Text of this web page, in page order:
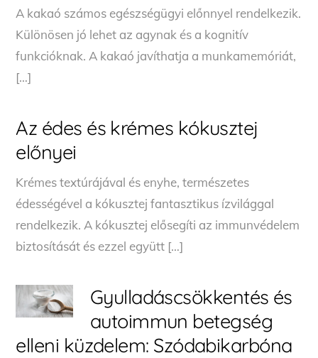
A kakaó számos egészségügyi előnnyel rendelkezik.
Különösen jó lehet az agynak és a kognitív
funkcióknak. A kakaó javíthatja a munkamemóriát,
[…]
Az édes és krémes kókusztej
előnyei
Krémes textúrájával és enyhe, természetes
édességével a kókusztej fantasztikus ízvilággal
rendelkezik. A kókusztej elősegíti az immunvédelem
biztosítását és ezzel együtt […]
Gyulladáscsökkentés és
autoimmun betegség
elleni küzdelem: Szódabikarbóna